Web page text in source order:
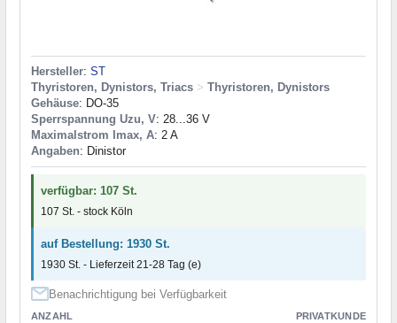
Hersteller: ST
Thyristoren, Dynistors, Triacs > Thyristoren, Dynistors
Gehäuse: DO-35
Sperrspannung Uzu, V: 28...36 V
Maximalstrom Imax, A: 2 A
Angaben: Dinistor
verfügbar: 107 St.
107 St. - stock Köln
auf Bestellung: 1930 St.
1930 St. - Lieferzeit 21-28 Tag (e)
Benachrichtigung bei Verfügbarkeit
ANZAHL PRIVATKUNDE